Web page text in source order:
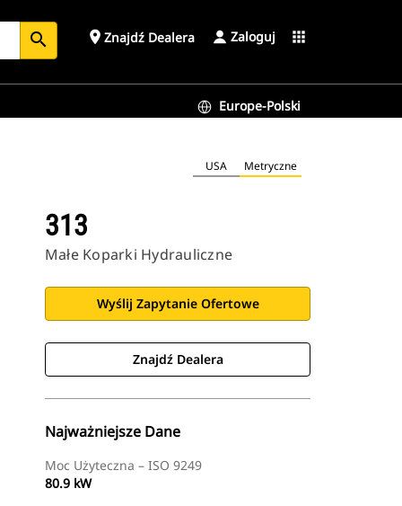
search place Znajdź Dealera Zaloguj apps
Europe-Polski
USA Metryczne
313
Małe Koparki Hydrauliczne
Wyślij Zapytanie Ofertowe
Znajdź Dealera
Najważniejsze Dane
Moc Użyteczna – ISO 9249
80.9 kW